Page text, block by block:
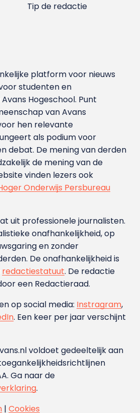
Tip de redactie
platform voor nieuws
studenten en
Hoge­school. Punt
van Avans
hen relevante
als podium voor
debat. De mening van derden
de mening van de
vinden lezers ook
Onderwijs Persbureau
uit professionele journalisten.
onafhankelijkheid, op
en zonder
De onafhankelijkheid is
redactiestatuut. De redactie
een Redactieraad.
op social media: Instragram,
. Een keer per jaar verschijnt
voldoet gedeeltelijk aan
Ga naar de
.
| Cookies